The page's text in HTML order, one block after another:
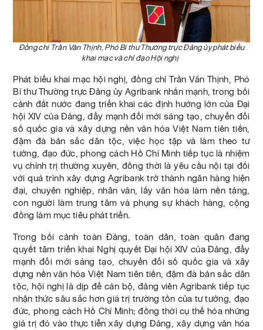
Đồng chí Trần Văn Thịnh, Phó Bí thư Thường trực Đảng ủy phát biểu
khai mạc và chỉ đạo Hội nghị
Phát biểu khai mạc hội nghị, đồng chí Trần Văn Thịnh, Phó
Bí thư Thường trực Đảng ủy Agribank nhấn mạnh, trong bối
cảnh đất nước đang triển khai các định hướng lớn của Đại
hội XIV của Đảng, đẩy mạnh đổi mới sáng tạo, chuyển đổi
số quốc gia và xây dựng nền văn hóa Việt Nam tiên tiến,
đậm đà bản sắc dân tộc, việc học tập và làm theo tư
tưởng, đạo đức, phong cách Hồ Chí Minh tiếp tục là nhiệm
vụ chính trị thường xuyên, đồng thời là yêu cầu nội tại đối
với quá trình xây dựng Agribank trở thành ngân hàng hiện
đại, chuyên nghiệp, nhân văn, lấy văn hóa làm nền tảng,
con người làm trung tâm và phụng sự khách hàng, cộng
đồng làm mục tiêu phát triển.
Trong bối cảnh toàn Đảng, toàn dân, toàn quân đang
quyết tâm triển khai Nghị quyết Đại hội XIV của Đảng, đẩy
mạnh đổi mới sáng tạo, chuyển đổi số quốc gia và xây
dựng nền văn hóa Việt Nam tiên tiến, đậm đà bản sắc dân
tộc, hội nghị là dịp để cán bộ, đảng viên Agribank tiếp tục
nhận thức sâu sắc hơn giá trị trường tồn của tư tưởng, đạo
đức, phong cách Hồ Chí Minh; đồng thời cụ thể hóa những
giá trị đó vào thực tiễn xây dựng Đảng, xây dựng văn hóa